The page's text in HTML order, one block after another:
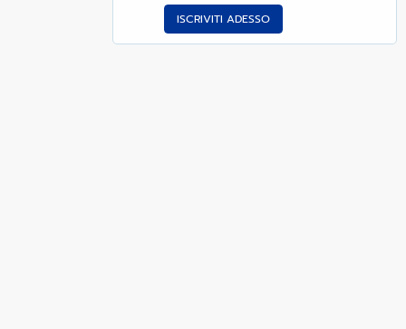
ISCRIVITI ADESSO